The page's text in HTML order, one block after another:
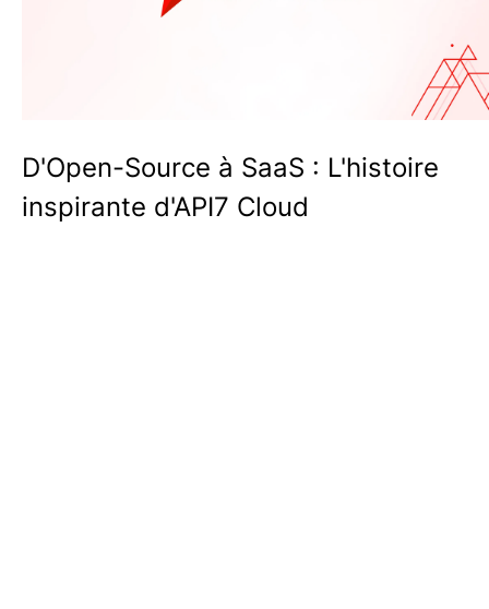
D'Open-Source à SaaS : L'histoire
inspirante d'API7 Cloud